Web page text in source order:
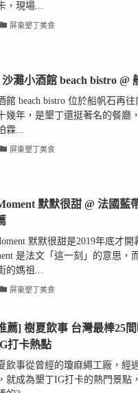
，現場...
屏東墾丁美食
灘小酒館 beach bistro @
館 beach bistro 位於船帆石再
幾年，是墾丁還挺著名的餐廳
霖...
屏東墾丁美食
默默很甜 @ 法國藍
默默很甜是2019年底才
是法文「這一刻」的意思，
的媽祖...
屏東墾丁美食
薦] 樹夏飲事 台灣最棒25
打卡熱點
飲事從曾經的瓊麻繩工廠，經
就成為墾丁IG打卡的熱門景點